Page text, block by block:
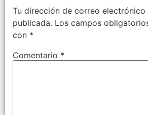
Tu dirección de correo electrónico
publicada. Los campos
con *
Comentario *